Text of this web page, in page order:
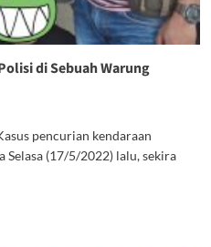
di Sebuah Warung
pencurian kendaraan
(17/5/2022) lalu, sekira